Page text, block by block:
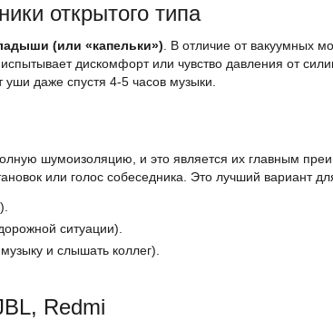
открытого типа
(или «капельки») . В отличие от вакуумных
дискомфорт или чувство давления от
даже спустя 4-5 часов музыки.
шумоизоляцию, и это является их главным
или голос собеседника. Это лучший вариант
ситуации).
и слышать коллег).
Redmi